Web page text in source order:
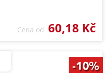
Cena od 60,18 Kč